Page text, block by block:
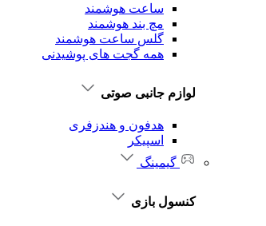
ساعت هوشمند
مچ بند هوشمند
گلس ساعت هوشمند
همه گجت های پوشیدنی
لوازم جانبی صوتی
هدفون و هندزفری
اسپیکر
گیمینگ
کنسول بازی